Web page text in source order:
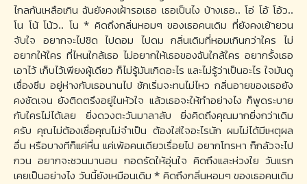
ไกลกันเหลือเกิน ฉันยังคงเฝ้ารอเธอ เธอเป็นไง บ้างเธอ.. โอ่ โอ้ โอ้ว..
โน โน้ โน้ว.. โน * คิดถึงกลิ่นหอมๆ ของเธอคนเดิม ที่ยังคงเย้ายวน
จับใจ อยากจะไปชิด ไปดอม ไปดม กลิ่นเดิมที่หอมเกินกว่าใคร ไม่
อยากให้ใคร ที่ไหนใกล้เธอ ไม่อยากให้เธอของฉันใกล้ใคร อยากรั้งเธอ
เอาไว้ เก็บไว้เพียงผู้เดียว ก็ไม่รู้มันเกิดอะไร และไม่รู้ว่าเป็นอะไร ใจมันดู
เซื่องซึม อยู่ห่างกับเธอนานไป ชักเริ่มจะทนไม่ไหว กลิ่นอายของเธอยัง
คงชัดเจน ยังติดตรึงอยู่ในหัวใจ แล้วเธอจะให้ทำอย่างไง ก็พูดระบาย
กับใครไม่ได้เลย ยิ่งดวงตะวันมาลาลับ ยิ่งคิดถึงคุณมากยิ่งกว่าเดิม
ครับ คุณไม่ต้องเชื่อคุณไม่จำเป็น ต้องใส่ใจอะไรนัก ผมไม่ได้มีเหตุผล
อื่น หรือบางทีก็แค่หื่น แค่เพ้อคนเดียวเรื่อยไป อยากโทรหา ก็กลัวจะไป
กวน อยากจะชวนมานอน กอดรัดให้อุ่นใจ คิดถึงและห่วงใย วันแรก
เคยเป็นอย่างไง วันนี้ยังเหมือนเดิม * คิดถึงกลิ่นหอมๆ ของเธอคนเดิม